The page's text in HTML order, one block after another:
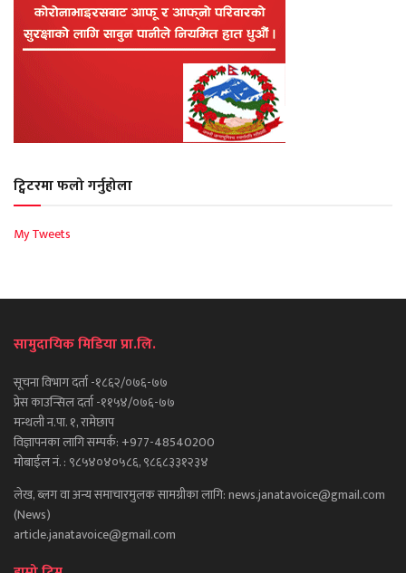
ट्विटरमा फलो गर्नुहोला
My Tweets
सामुदायिक मिडिया प्रा.लि.
सूचना विभाग दर्ता -१८६२/०७६-७७
प्रेस काउन्सिल दर्ता -११५४/०७६-७७
मन्थली न.पा. १, रामेछाप
विज्ञापनका लागि सम्पर्क: +977-48540200
मोबाईल नं. : ९८५४०४०५८६, ९८६८३३१२३४
लेख, ब्लग वा अन्य समाचारमुलक सामग्रीका लागि: news.janatavoice@gmail.com
(News)
article.janatavoice@gmail.com